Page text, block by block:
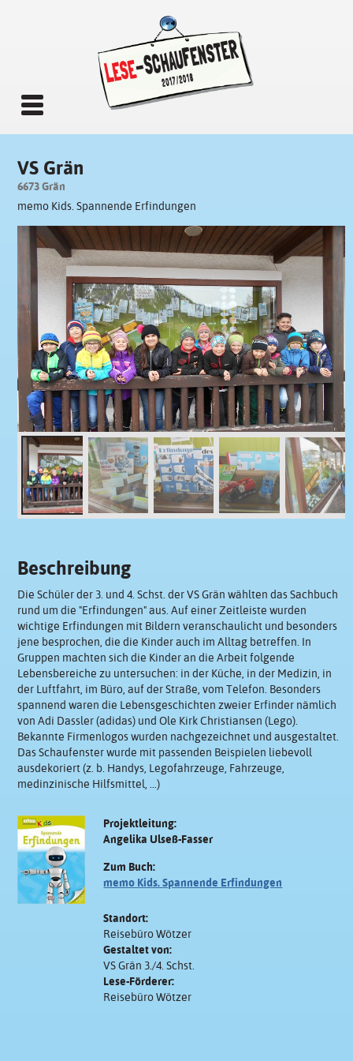
VS Grän
6673 Grän
memo Kids. Spannende Erfindungen
Beschreibung
Die Schüler der 3. und 4. Schst. der VS Grän wählten das Sachbuch
rund um die "Erfindungen" aus. Auf einer Zeitleiste wurden
wichtige Erfindungen mit Bildern veranschaulicht und besonders
jene besprochen, die die Kinder auch im Alltag betreffen. In
Gruppen machten sich die Kinder an die Arbeit folgende
Lebensbereiche zu untersuchen: in der Küche, in der Medizin, in
der Luftfahrt, im Büro, auf der Straße, vom Telefon. Besonders
spannend waren die Lebensgeschichten zweier Erfinder nämlich
von Adi Dassler (adidas) und Ole Kirk Christiansen (Lego).
Bekannte Firmenlogos wurden nachgezeichnet und ausgestaltet.
Das Schaufenster wurde mit passenden Beispielen liebevoll
ausdekoriert (z. b. Handys, Legofahrzeuge, Fahrzeuge,
medinzinische Hilfsmittel, ...)
Projektleitung:
Angelika Ulseß-Fasser
Zum Buch:
memo Kids. Spannende Erfindungen
Standort:
Reisebüro Wötzer
Gestaltet von:
VS Grän 3./4. Schst.
Lese-Förderer:
Reisebüro Wötzer